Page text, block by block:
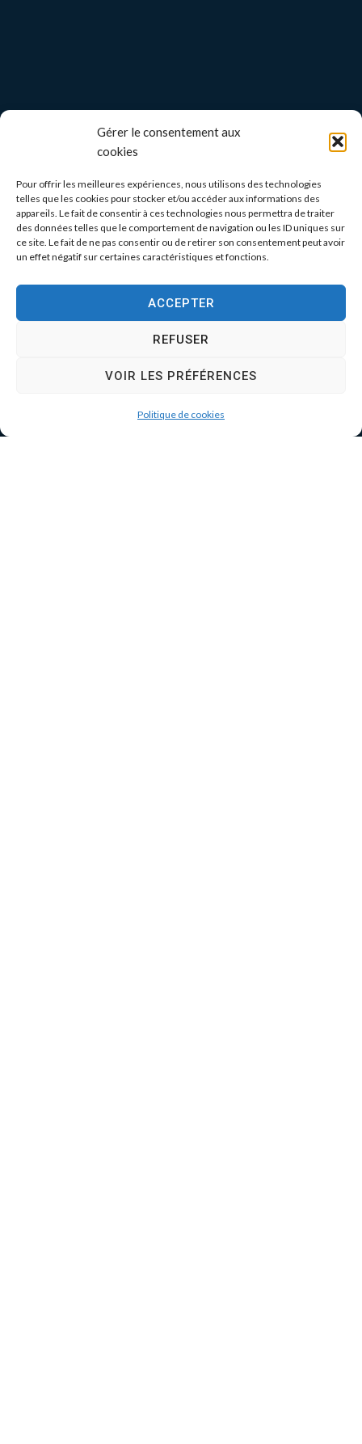
Gérer le consentement aux
cookies
Pour offrir les meilleures expériences, nous utilisons des technologies
telles que les cookies pour stocker et/ou accéder aux informations des
appareils. Le fait de consentir à ces technologies nous permettra de traiter
des données telles que le comportement de navigation ou les ID uniques sur
ce site. Le fait de ne pas consentir ou de retirer son consentement peut avoir
un effet négatif sur certaines caractéristiques et fonctions.
ACCEPTER
REFUSER
VOIR LES PRÉFÉRENCES
Politique de cookies